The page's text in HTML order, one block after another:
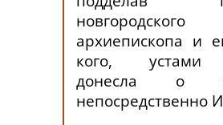
новгородского
архиепископа и
кого, устами
донесла о
непосредственно